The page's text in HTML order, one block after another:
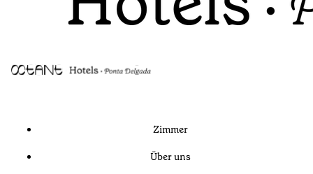
Zimmer
Über uns